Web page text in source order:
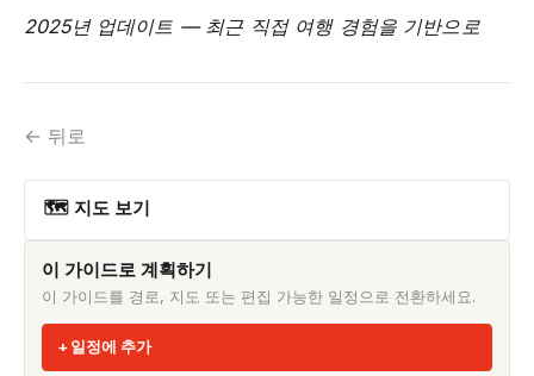
2025년 업데이트 — 최근 직접 여행 경험을 기반으로
← 뒤로
🗺 지도 보기
이 가이드로 계획하기
이 가이드를 경로, 지도 또는 편집 가능한 일정으로 전환하세요.
일정에 추가